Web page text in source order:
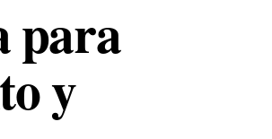
para
y